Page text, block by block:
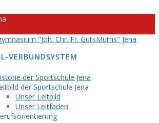
jena.info
VERBUNDSYSTEM
der Sportschule Jena
der Sportschule Jena
Unser Leitbild
Unser Leitfaden